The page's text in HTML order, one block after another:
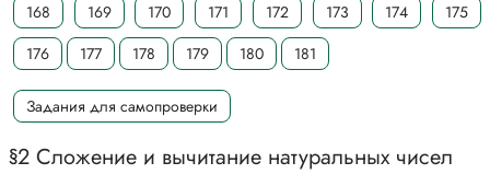
168
169 170 171 172 173 174
175
176
177 178 179 180 181
Задания для самопроверки
§2 Сложение и вычитание натуральных чисел